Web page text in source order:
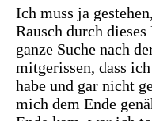
Ich muss ja
Rausch durch
ganze Suche nach
mitgerissen, dass
habe und gar nicht
mich dem Ende